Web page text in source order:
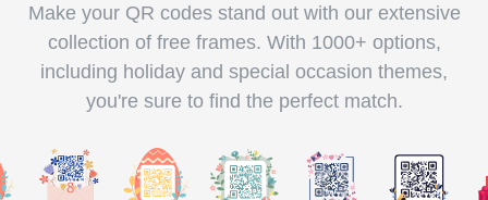
Make your QR codes stand out with our extensive
collection of free frames. With 1000+ options,
including holiday and special occasion themes,
you're sure to find the perfect match.